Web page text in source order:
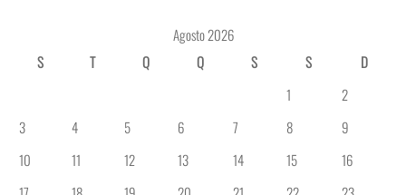
Agosto 2026
S
T Q Q S S
D
1
2
3
4 5 6 7 8
9
10
11 12 13 14 15
16